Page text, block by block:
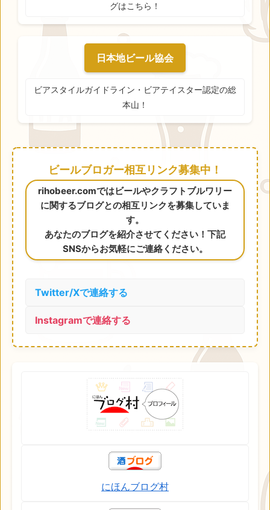
グはこちら！
日本地ビール協会
ビアスタイルガイドライン・ビアテイスター認定の総
本山！
ビールブロガー相互リンク募集中！
rihobeer.comではビールやクラフトブルワリー
に関するブログとの相互リンクを募集していま
す。
あなたのブログを紹介させてください！下記
SNSからお気軽にご連絡ください。
Twitter/Xで連絡する
Instagramで連絡する
にほんブログ村